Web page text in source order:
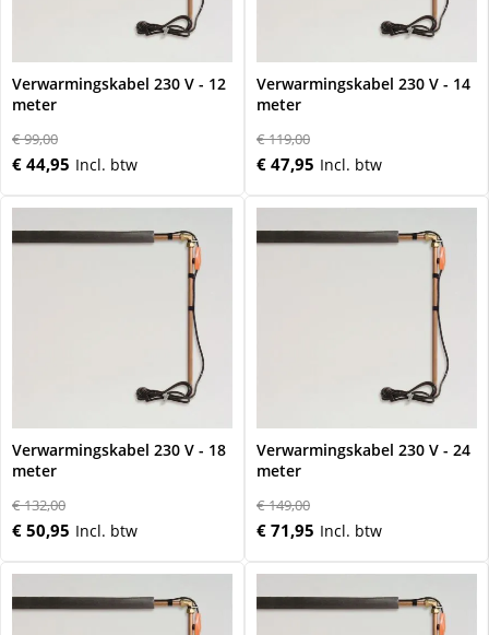
Verwarmingskabel 230 V - 12
meter
€ 99,00
€ 44,95
Verwarmingskabel 230 V - 14
meter
€ 119,00
€ 47,95
Verwarmingskabel 230 V - 18
meter
€ 132,00
€ 50,95
Verwarmingskabel 230 V - 24
meter
€ 149,00
€ 71,95